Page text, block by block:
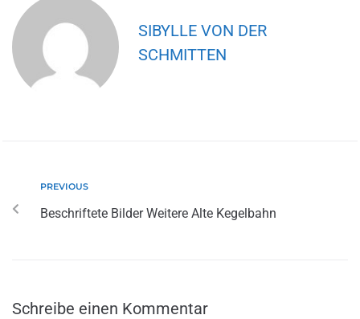
SIBYLLE VON DER
SCHMITTEN
PREVIOUS
Beschriftete Bilder Weitere Alte Kegelbahn
Schreibe einen Kommentar